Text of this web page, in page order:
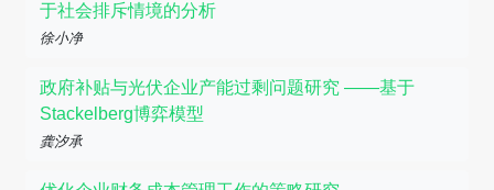
于社会排斥情境的分析
徐小净
政府补贴与光伏企业产能过剩问题研究 ——基于
Stackelberg博弈模型
龚汐承